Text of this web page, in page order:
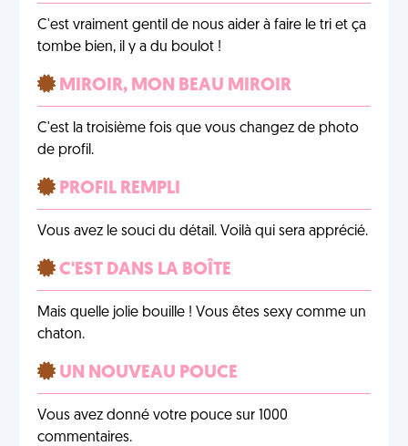
C'est vraiment gentil de nous aider à faire le tri et ça
tombe bien, il y a du boulot !
MIROIR, MON BEAU MIROIR
C'est la troisième fois que vous changez de photo
de profil.
PROFIL REMPLI
Vous avez le souci du détail. Voilà qui sera apprécié.
C'EST DANS LA BOÎTE
Mais quelle jolie bouille ! Vous êtes sexy comme un
chaton.
UN NOUVEAU POUCE
Vous avez donné votre pouce sur 1000
commentaires.